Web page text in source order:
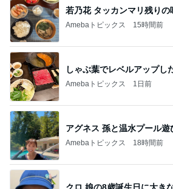
若乃花 タッカンマリ残りの
Amebaトピックス 15時間前
しゃぶ葉でレベルアップし
Amebaトピックス 1日前
アグネス 孫と温水プール遊
Amebaトピックス 18時間前
クロ 娘の8歳誕生日に大き